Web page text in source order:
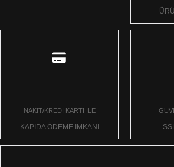
NAKİT/KREDİ KARTI İLE
KAPIDA ÖDEME İMKANI